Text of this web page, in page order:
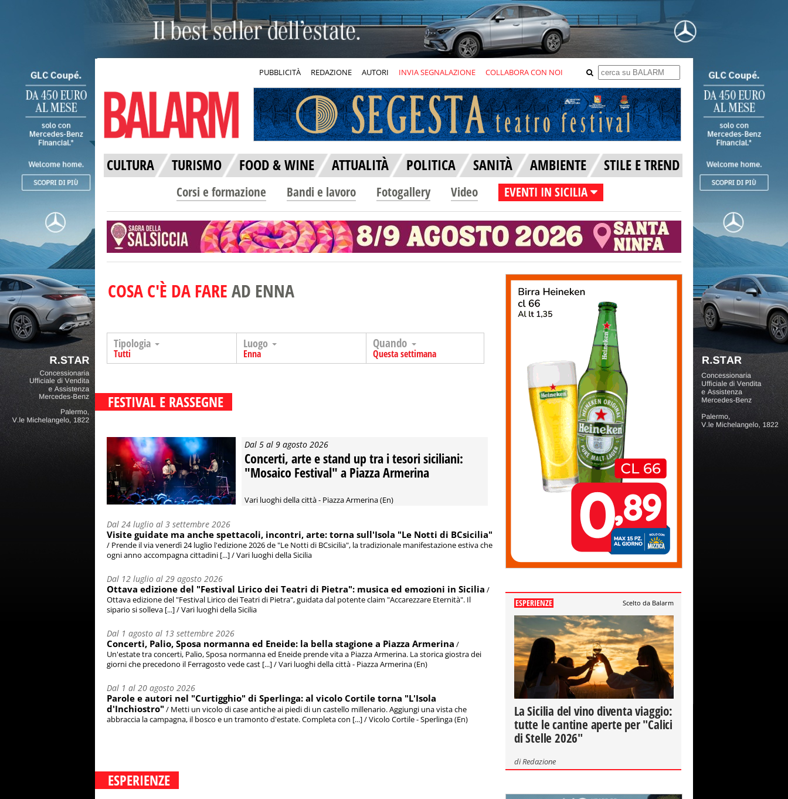
PUBBLICITÀ REDAZIONE AUTORI INVIA SEGNALAZIONE COLLABORA CON NOI
CULTURA TURISMO FOOD & WINE ATTUALITÀ POLITICA SANITÀ AMBIENTE STILE E TREND
Corsi e formazione Bandi e lavoro Fotogallery Video EVENTI IN SICILIA
COSA C'È DA FAREAD ENNA
Tipologia
Tutti
Luogo
Enna
Quando
Questa settimana
FESTIVAL E RASSEGNE
Dal 5 al 9 agosto 2026
Concerti, arte e stand up tra i tesori siciliani:
"Mosaico Festival" a Piazza Armerina
Vari luoghi della città - Piazza Armerina (En)
Dal 24 luglio al 3 settembre 2026
Visite guidate ma anche spettacoli, incontri, arte: torna sull'Isola "Le Notti di BCsicilia"
/ Prende il via venerdì 24 luglio l'edizione 2026 de "Le Notti di BCsicilia", la tradizionale manifestazione estiva che
ogni anno accompagna cittadini [...] / Vari luoghi della Sicilia
Dal 12 luglio al 29 agosto 2026
Ottava edizione del "Festival Lirico dei Teatri di Pietra": musica ed emozioni in Sicilia /
Ottava edizione del "Festival Lirico dei Teatri di Pietra", guidata dal potente claim "Accarezzare Eternità". Il
sipario si solleva [...] / Vari luoghi della Sicilia
Dal 1 agosto al 13 settembre 2026
Concerti, Palio, Sposa normanna ed Eneide: la bella stagione a Piazza Armerina /
Un'estate tra concerti, Palio, Sposa normanna ed Eneide prende vita a Piazza Armerina. La storica giostra dei
giorni che precedono il Ferragosto vede cast [...] / Vari luoghi della città - Piazza Armerina (En)
Dal 1 al 20 agosto 2026
Parole e autori nel "Curtigghio" di Sperlinga: al vicolo Cortile torna "L'Isola
d'Inchiostro" / Metti un vicolo di case antiche ai piedi di un castello millenario. Aggiungi una vista che
abbraccia la campagna, il bosco e un tramonto d'estate. Completa con [...] / Vicolo Cortile - Sperlinga (En)
ESPERIENZE
ESPERIENZE Scelto da Balarm
La Sicilia del vino diventa viaggio:
tutte le cantine aperte per "Calici
di Stelle 2026"
diRedazione